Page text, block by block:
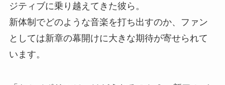
ジティブに乗り越えてきた彼ら。
新体制でどのような音楽を打ち出すのか、ファン
としては新章の幕開けに大きな期待が寄せられて
います。